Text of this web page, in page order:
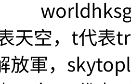
天空，t代表
放軍，